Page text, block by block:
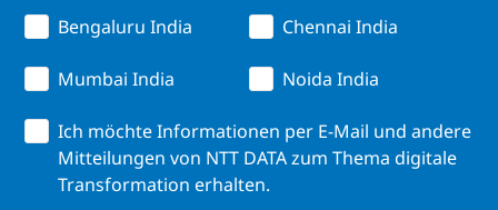
Bengaluru India
Chennai India
Mumbai India Noida India
Ich möchte Informationen per E-Mail und andere
Mitteilungen von NTT DATA zum Thema digitale
Transformation erhalten.